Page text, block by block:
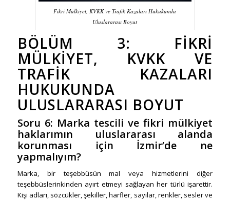
Fikri Mülkiyet, KVKK ve Trafik Kazaları Hukukunda
Uluslararası Boyut
BÖLÜM 3: FIKRI
MÜLKIYET, KVKK VE
TRAFIK KAZALARI
HUKUKUNDA
ULUSLARARASI BOYUT
Soru 6: Marka tescili ve fikri mülkiyet
haklarımın uluslararası alanda
korunması için İzmir’de ne
yapmalıyım?
Marka, bir teşebbüsün mal veya hizmetlerini diğer
teşebbüslerinkinden ayırt etmeyi sağlayan her türlü işarettir.
Kişi adları, sözcükler, şekiller, harfler, sayılar, renkler, sesler ve